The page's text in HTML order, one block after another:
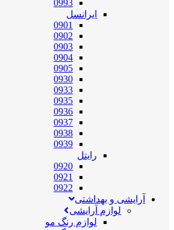
0993
ایرانسل
0901
0902
0903
0904
0905
0930
0933
0935
0936
0937
0938
0939
رایتل
0920
0921
0922
آرایشی و بهداشتی
لوازم آرایشی
لوازم رنگ مو